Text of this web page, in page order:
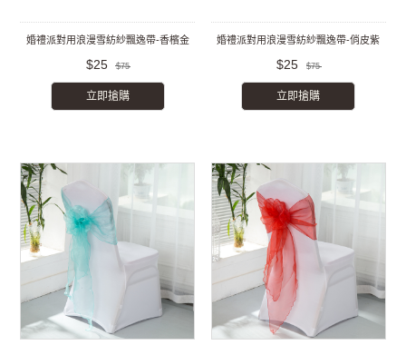
婚禮派對用浪漫雪紡紗飄逸帶-香檳金
$25 $75
立即搶購
婚禮派對用浪漫雪紡紗飄逸帶-俏皮紫
$25 $75
立即搶購